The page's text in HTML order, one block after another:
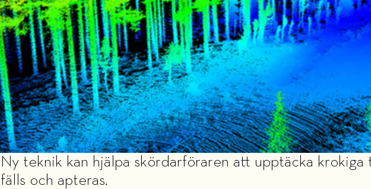
Ny teknik kan hjälpa skördarföraren att upptäcka krokiga
fälls och apteras.